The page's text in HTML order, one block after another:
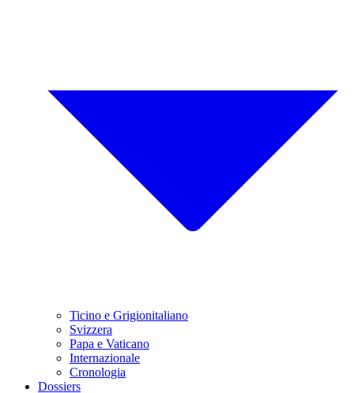
Ticino e Grigionitaliano
Svizzera
Papa e Vaticano
Internazionale
Cronologia
Dossiers